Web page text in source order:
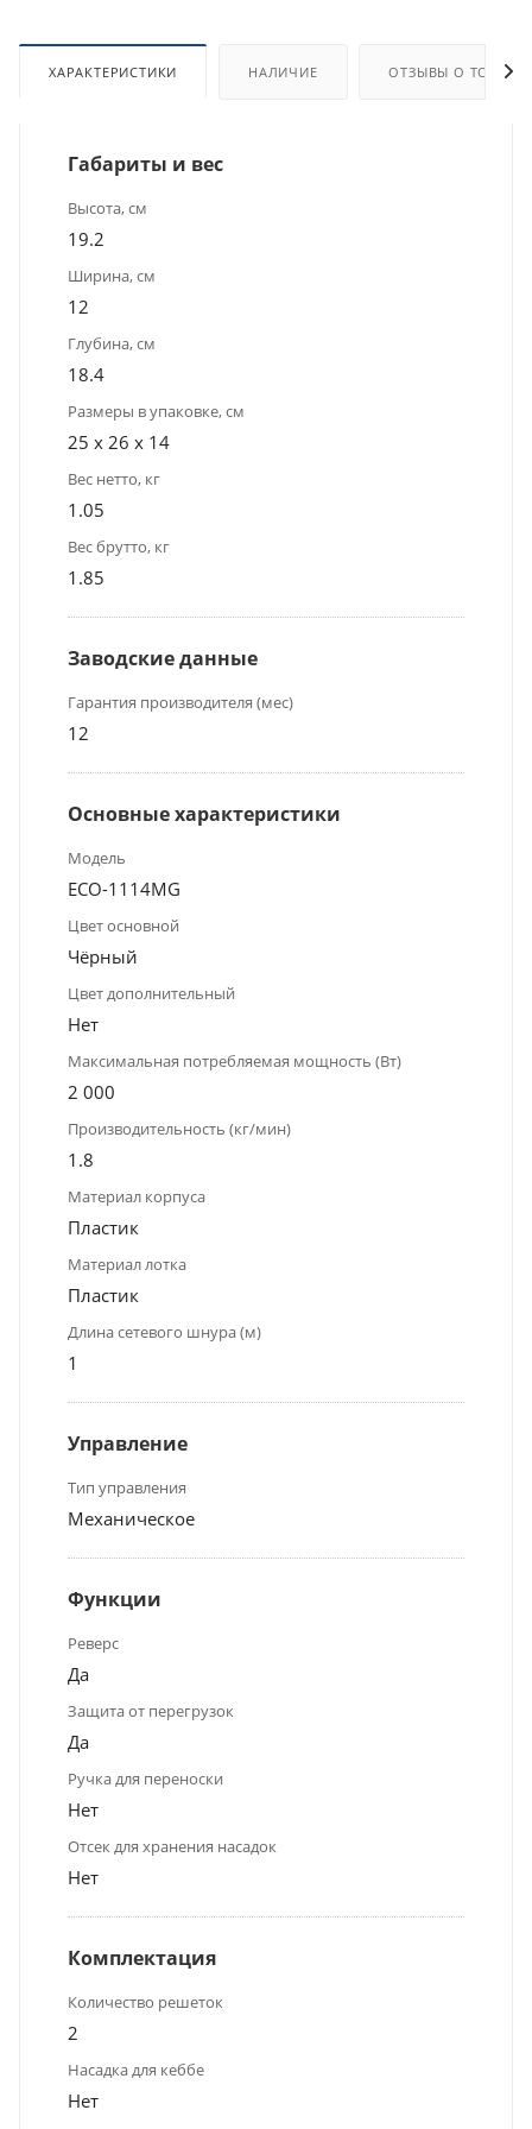
ХАРАКТЕРИСТИКИ НАЛИЧИЕ ОТЗЫВЫ О ТОВАРЕ
Габариты и вес
Высота, см
19.2
Ширина, см
12
Глубина, см
18.4
Размеры в упаковке, см
25 x 26 x 14
Вес нетто, кг
1.05
Вес брутто, кг
1.85
Заводские данные
Гарантия производителя (мес)
12
Основные характеристики
Модель
ECO-1114MG
Цвет основной
Чёрный
Цвет дополнительный
Нет
Максимальная потребляемая мощность (Вт)
2 000
Производительность (кг/мин)
1.8
Материал корпуса
Пластик
Материал лотка
Пластик
Длина сетевого шнура (м)
1
Управление
Тип управления
Механическое
Функции
Реверс
Да
Защита от перегрузок
Да
Ручка для переноски
Нет
Отсек для хранения насадок
Нет
Комплектация
Количество решеток
2
Насадка для кеббе
Нет